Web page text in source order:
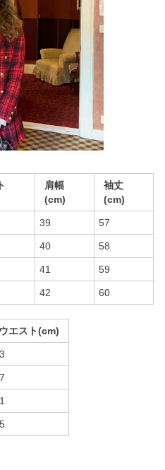
肩幅
(cm)
袖丈
(cm)
39 57
40 58
41 59
42 60
ウエスト(cm)